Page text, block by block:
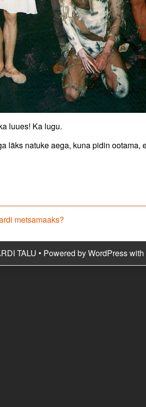
luues! Ka lugu.
läks natuke aega, kuna pidin ootama,
metsamaaks?
TALU • Powered byWordPresswith